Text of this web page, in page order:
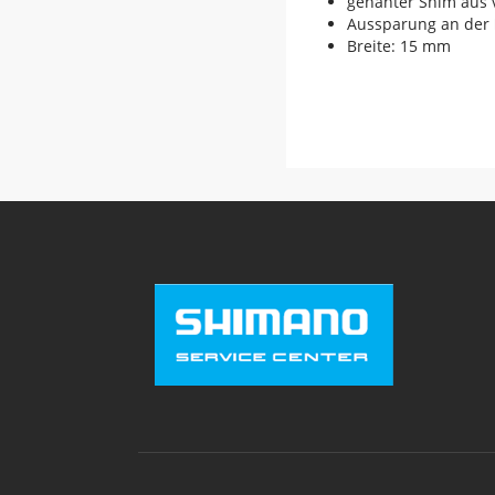
Aussparung an
Breite: 15 mm